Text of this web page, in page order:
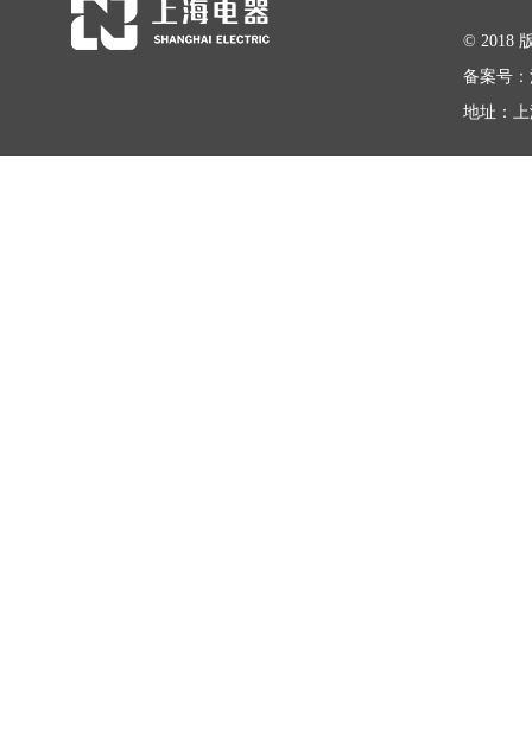
© 2018
备案号：
地址：